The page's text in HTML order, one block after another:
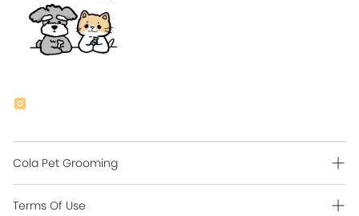
Cola Pet Grooming
Grooming Intro
Terms Of Use